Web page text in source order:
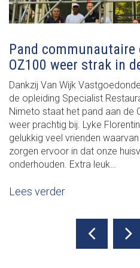
Pand communautaire
OZ100 weer strak in
Dankzij Van Wijk
de opleiding Specialist
Nimeto staat het pand aan de
weer prachtig bij. Lyke
gelukkig veel vrienden
zorgen ervoor in dat onze
onderhouden. Extra leuk…
Lees verder